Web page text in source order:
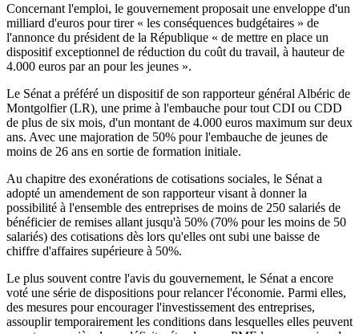
Concernant l'emploi, le gouvernement proposait une enveloppe d'un
milliard d'euros pour tirer « les conséquences budgétaires » de
l'annonce du président de la République « de mettre en place un
dispositif exceptionnel de réduction du coût du travail, à hauteur de
4.000 euros par an pour les jeunes ».
Le Sénat a préféré un dispositif de son rapporteur général Albéric de
Montgolfier (LR), une prime à l'embauche pour tout CDI ou CDD
de plus de six mois, d'un montant de 4.000 euros maximum sur deux
ans. Avec une majoration de 50% pour l'embauche de jeunes de
moins de 26 ans en sortie de formation initiale.
Au chapitre des exonérations de cotisations sociales, le Sénat a
adopté un amendement de son rapporteur visant à donner la
possibilité à l'ensemble des entreprises de moins de 250 salariés de
bénéficier de remises allant jusqu'à 50% (70% pour les moins de 50
salariés) des cotisations dès lors qu'elles ont subi une baisse de
chiffre d'affaires supérieure à 50%.
Le plus souvent contre l'avis du gouvernement, le Sénat a encore
voté une série de dispositions pour relancer l'économie. Parmi elles,
des mesures pour encourager l'investissement des entreprises,
assouplir temporairement les conditions dans lesquelles elles peuvent